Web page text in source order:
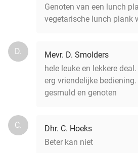
Genoten van een lunch
vegetarische lunch plank
D.
Mevr. D. Smolders
hele leuke en lekkere
erg vriendelijke bediening.
gesmuld en genoten
C.
Dhr. C. Hoeks
Beter kan niet